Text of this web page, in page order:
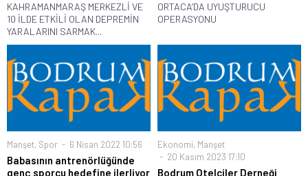
KAHRAMANMARAŞ MERKEZLİ VE
10 İLDE ETKİLİ OLAN DEPREMİN
YARALARINI SARMAK...
ORTACA’DA UYUŞTURUCU
OPERASYONU
Manşet, Spor 6 Nisan 2022 10:56
Babasının antrenörlüğünde
genç sporcu hedefine ilerliyor
Ekonomi, Manşet
20 Kasım 2023 17:10
Bodrum Otelciler Derneği